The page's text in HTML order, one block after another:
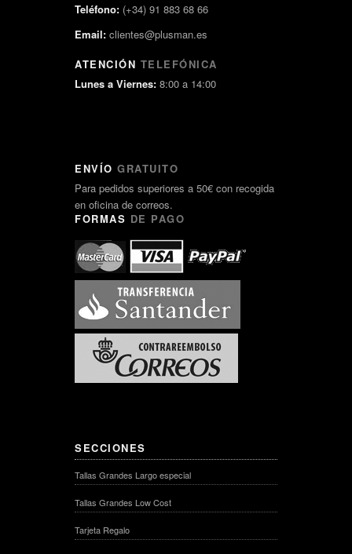
Teléfono: (+34) 91 883 68 66
Email: clientes@plusman.es
ATENCIÓN TELEFÓNICA
Lunes a Viernes: 8:00 a 14:00
ENVÍO GRATUITO
Para pedidos superiores a 50€ con recogida
en oficina de correos.
FORMAS DE PAGO
SECCIONES
Tallas Grandes Largo especial
Tallas Grandes Low Cost
Tarjeta Regalo